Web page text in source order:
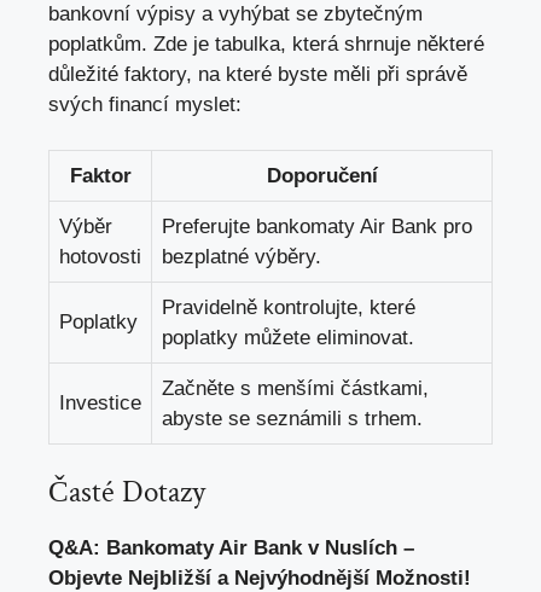
bankovní výpisy a vyhýbat se zbytečným
poplatkům. Zde je tabulka, která shrnuje některé
důležité faktory, na které byste měli při správě
svých financí myslet:
Faktor Doporučení
Výběr
hotovosti
Preferujte bankomaty Air Bank pro
bezplatné výběry.
Poplatky
Pravidelně kontrolujte, které
poplatky můžete eliminovat.
Investice
Začněte s menšími částkami,
abyste se seznámili s trhem.
Časté Dotazy
Q&A: Bankomaty Air Bank v Nuslích –
Objevte Nejbližší a Nejvýhodnější Možnosti!